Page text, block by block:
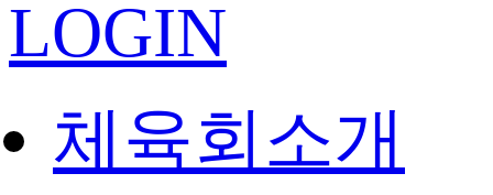
LOGIN
체육회소개